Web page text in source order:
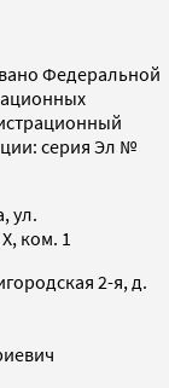
Федеральной
серия Эл №
ул.
ком. 1
2-я, д.